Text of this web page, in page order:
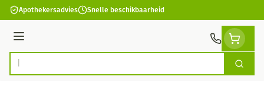
Ga naar de inhoud
Apothekersadvies Snelle beschikbaarheid
Menu
Product, merk, categorie... Zoek